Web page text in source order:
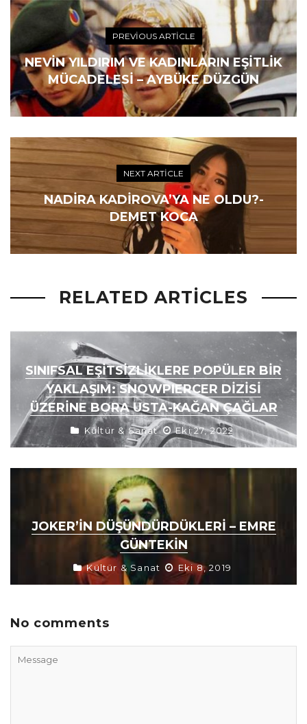
PREVIOUS ARTICLE
NEVIN YILDIRIM VE KADINLARIN EŞITLIK
MÜCADELESI – AYBÜKE DÜZGÜN
NEXT ARTICLE
NADIRA KADIROVA’YA NE OLDU?-
DEMET KOCA
RELATED ARTICLES
SINIFSAL EŞITSIZLIKLERE POPÜLER BIR
YAKLAŞIM: SNOWPIERCER DİZİSİ
ÜZERİNE BORA USTA-KAĞAN ÇAĞLAR
Kültür & Sanat Eki 27, 2022
JOKER’IN DÜŞÜNDÜRDÜKLERI – EMRE
GÜNTEKIN
Kültür & Sanat Eki 8, 2019
No comments